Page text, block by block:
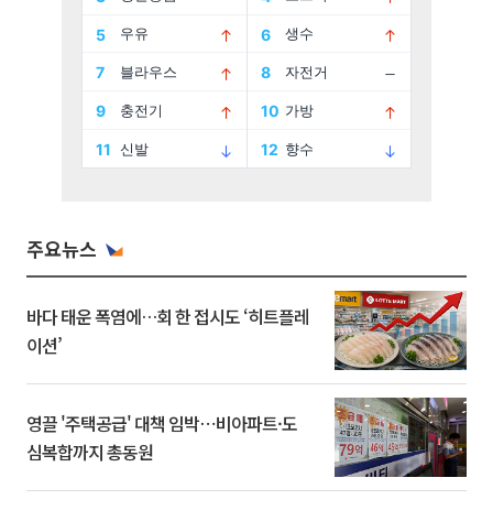
주요뉴스
바다 태운 폭염에…회 한 접시도 ‘히트플레
이션’
영끌 '주택공급' 대책 임박⋯비아파트·도
심복합까지 총동원